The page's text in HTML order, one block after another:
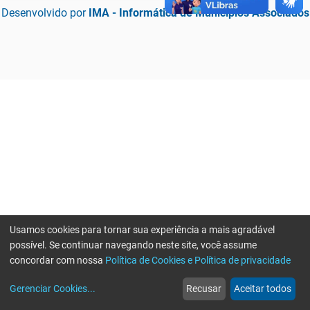
Desenvolvido por IMA - Informática de Municípios Associados
web
Notícias
more_horiz
Mais
Usamos cookies para tornar sua experiência a mais agradável
possível. Se continuar navegando neste site, você assume
concordar com nossa Política de Cookies e Política de privacidade
Gerenciar Cookies... Recusar Aceitar todos
Erro ao enviar informações, por favor tente novamente